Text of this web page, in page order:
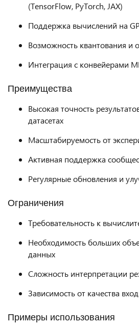
(TensorFlow, PyTorch, JAX)
Поддержка вычислений на
Возможность квантования и
Интеграция с конвейерами
Преимущества
Высокая точность
датасетах
Масштабируемость от
Активная поддержка
Регулярные обновления и
Ограничения
Требовательность к
Необходимость больших
данных
Сложность интерпретации
Зависимость от качества
Примеры использования